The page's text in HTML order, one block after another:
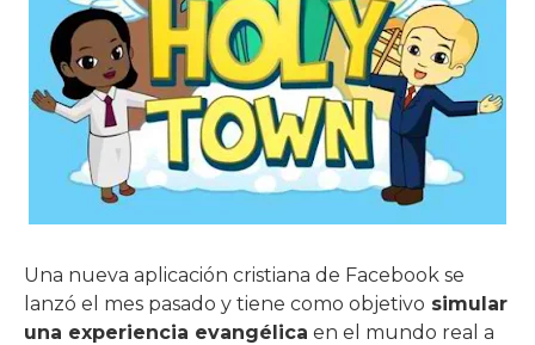
Una nueva aplicación cristiana de Facebook se
lanzó el mes pasado y tiene como objetivo simular
una experiencia evangélica en el mundo real a